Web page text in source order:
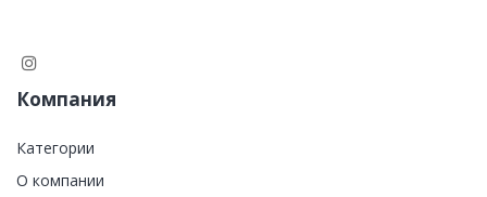
Компания
Категории
О компании